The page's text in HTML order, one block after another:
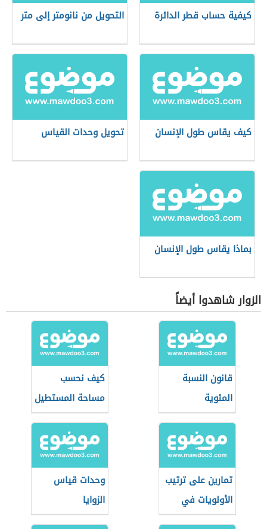
كيفية حساب قطر الدائرة التحويل من نانومتر إلى متر
كيف يقاس طول الإنسان تحويل وحدات القياس
بماذا يقاس طول الإنسان
الزوار شاهدوا أيضاً
قانون النسبة
المئوية
كيف نحسب
مساحة المستطيل
تمارين على ترتيب
الأولويات في
المعادلات
وحدات قياس
الزوايا